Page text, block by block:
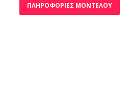
ΠΛΗΡΟΦΟΡΊΕΣ ΜΟΝΤΈΛΟΥ